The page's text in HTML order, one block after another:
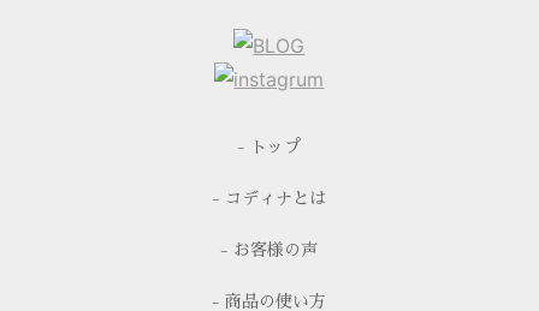
- トップ
- コディナとは
- お客様の声
- 商品の使い方